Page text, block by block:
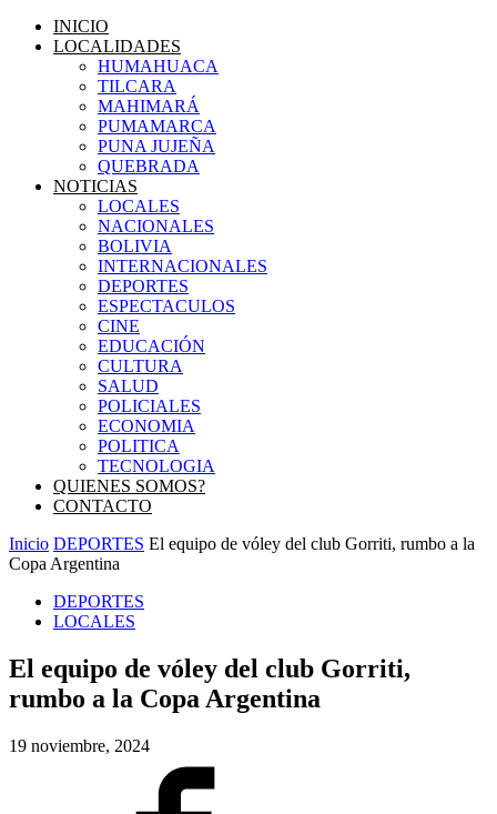
INICIO
LOCALIDADES
HUMAHUACA
TILCARA
MAHIMARÁ
PUMAMARCA
PUNA JUJEÑA
QUEBRADA
NOTICIAS
LOCALES
NACIONALES
BOLIVIA
INTERNACIONALES
DEPORTES
ESPECTACULOS
CINE
EDUCACIÓN
CULTURA
SALUD
POLICIALES
ECONOMIA
POLITICA
TECNOLOGIA
QUIENES SOMOS?
CONTACTO
Inicio DEPORTES El equipo de vóley del club Gorriti, rumbo a la
Copa Argentina
DEPORTES
LOCALES
El equipo de vóley del club Gorriti,
rumbo a la Copa Argentina
19 noviembre, 2024